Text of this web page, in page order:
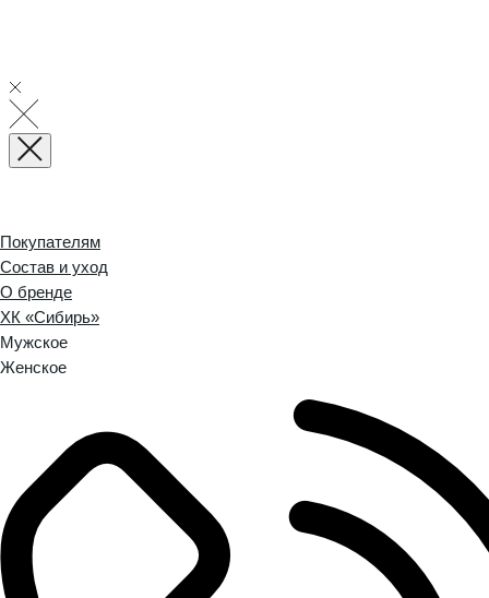
Покупателям
Состав и уход
О бренде
ХК «Сибирь»
Мужское
Женское